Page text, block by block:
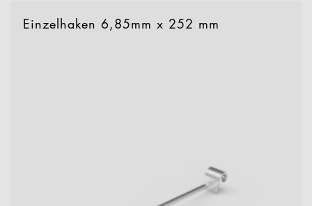
Einzelhaken 6,85mm x 252 mm